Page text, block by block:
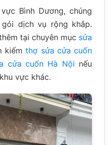
Bình Dương, chúng
dịch vụ rộng khắp.
tại chuyên mục sửa
kiếmthợ sửa cửa cuốn
cửa cuốn Hà Nội nếu
vực khác.